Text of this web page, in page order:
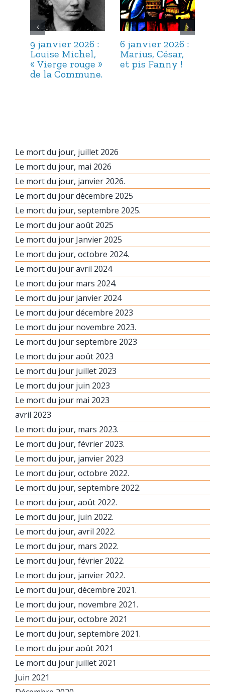
9 janvier 2026 :
Louise Michel,
« Vierge rouge »
de la Commune.
6 janvier 2026 :
Marius, César,
et pis Fanny !
Le mort du jour, juillet 2026
Le mort du jour, mai 2026
Le mort du jour, janvier 2026.
Le mort du jour décembre 2025
Le mort du jour, septembre 2025.
Le mort du jour août 2025
Le mort du jour Janvier 2025
Le mort du jour, octobre 2024.
Le mort du jour avril 2024
Le mort du jour mars 2024.
Le mort du jour janvier 2024
Le mort du jour décembre 2023
Le mort du jour novembre 2023.
Le mort du jour septembre 2023
Le mort du jour août 2023
Le mort du jour juillet 2023
Le mort du jour juin 2023
Le mort du jour mai 2023
avril 2023
Le mort du jour, mars 2023.
Le mort du jour, février 2023.
Le mort du jour, janvier 2023
Le mort du jour, octobre 2022.
Le mort du jour, septembre 2022.
Le mort du jour, août 2022.
Le mort du jour, juin 2022.
Le mort du jour, avril 2022.
Le mort du jour, mars 2022.
Le mort du jour, février 2022.
Le mort du jour, janvier 2022.
Le mort du jour, décembre 2021.
Le mort du jour, novembre 2021.
Le mort du jour, octobre 2021
Le mort du jour, septembre 2021.
Le mort du jour août 2021
Le mort du jour juillet 2021
Juin 2021